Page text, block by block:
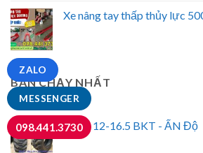
Xe nâng tay thấp thủy lực
BÁN CHẠY NHẤT
Vỏ xe 12-16.5 BKT - ẤN Độ
MESSENGER
ZALO
098.441.3730